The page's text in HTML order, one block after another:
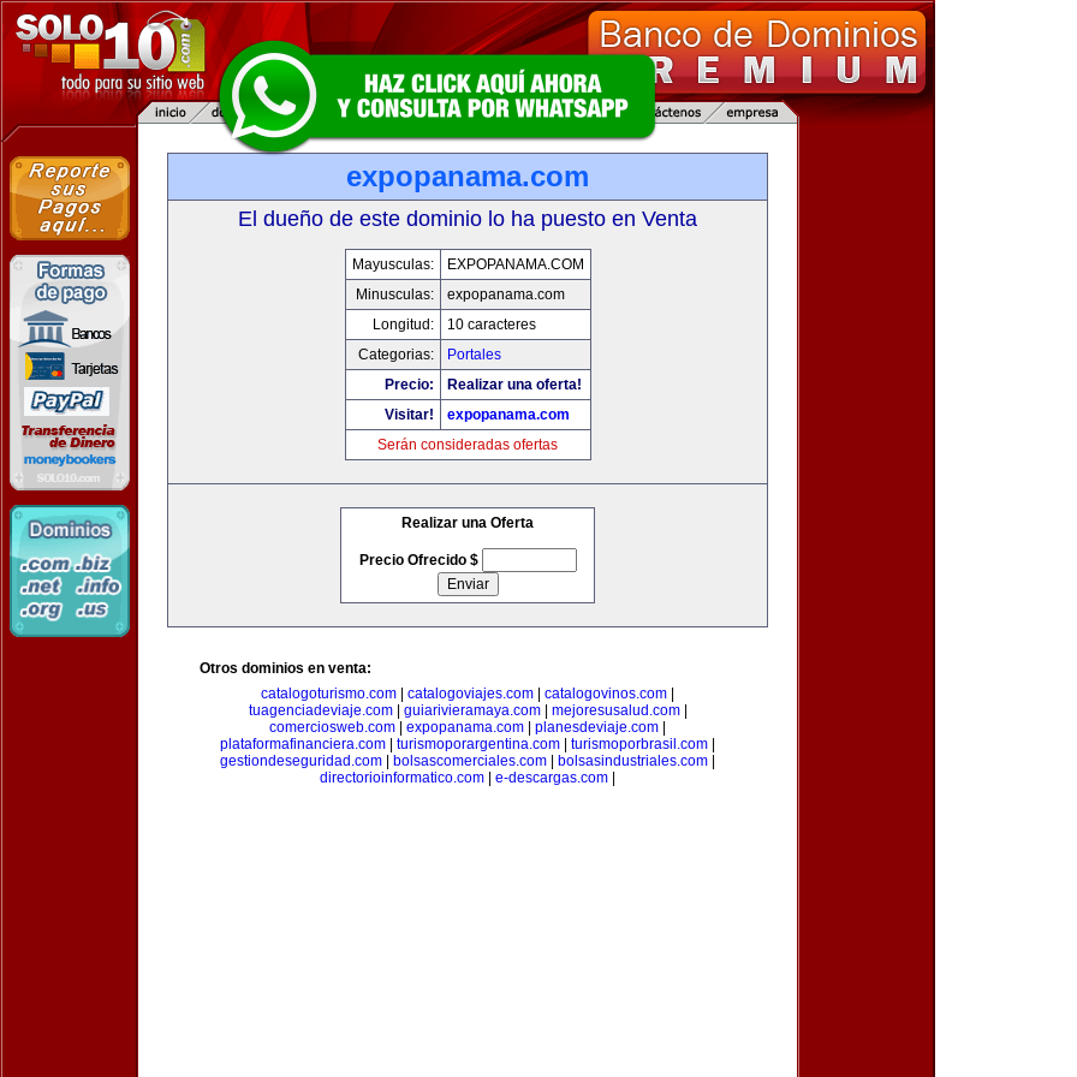
expopanama.com
El dueño de este dominio lo ha puesto en Venta
Mayusculas:
EXPOPANAMA.COM
Minusculas:
expopanama.com
Longitud:
10 caracteres
Categorias:
Portales
Precio:
Realizar una oferta!
Visitar!
expopanama.com
Serán consideradas ofertas
Realizar una Oferta
Precio Ofrecido $
Otros dominios en venta:
catalogoturismo.com
catalogoviajes.com catalogovinos.com
tuagenciadeviaje.com| guiarivieramaya.com| mejoresusalud.com|
comerciosweb.com
expopanama.com planesdeviaje.com
plataformafinanciera.com
turismoporargentina.com turismoporbrasil.com
gestiondeseguridad.com
bolsascomerciales.com bolsasindustriales.com
directorioinformatico.com
e-descargas.com